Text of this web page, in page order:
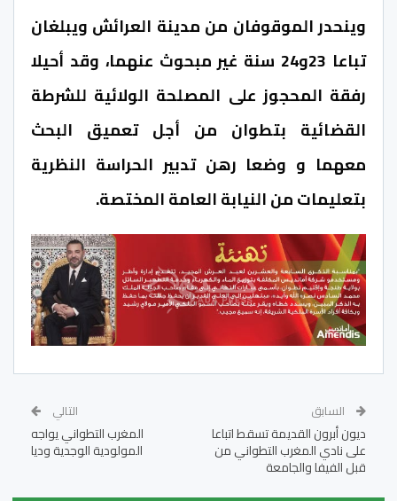
وينحدر الموقوفان من مدينة العرائش ويبلغان
تباعا 23و24 سنة غير مبحوث عنهما، وقد أحيلا
رفقة المحجوز على المصلحة الولائية للشرطة
القضائية بتطوان من أجل تعميق البحث
معهما و وضعا رهن تدبير الحراسة النظرية
بتعليمات من النيابة العامة المختصة.
السابق
ديون أبرون القديمة تسقط اتباعا
على نادي المغرب التطواني من
قبل الفيفا والجامعة
التالي
المغرب التطواني يواجه
المولودية الوجدية وديا